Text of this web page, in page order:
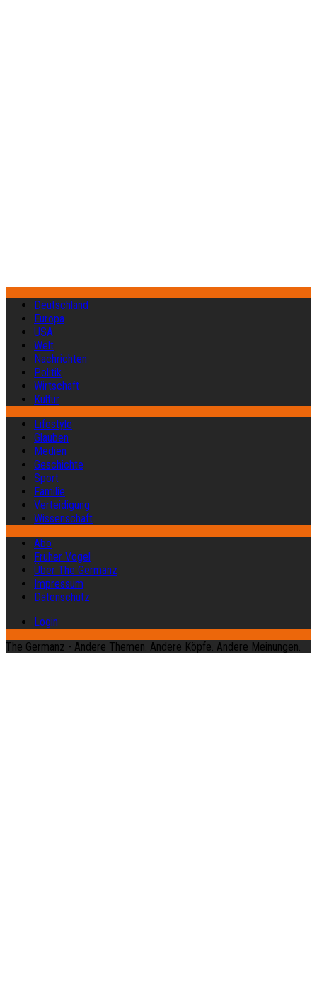
Deutschland
Europa
USA
Welt
Nachrichten
Politik
Wirtschaft
Kultur
Lifestyle
Glauben
Medien
Geschichte
Sport
Familie
Verteidigung
Wissenschaft
Abo
Früher Vogel
Über The Germanz
Impressum
Datenschutz
Login
The Germanz - Andere Themen. Andere Köpfe. Andere Meinungen.